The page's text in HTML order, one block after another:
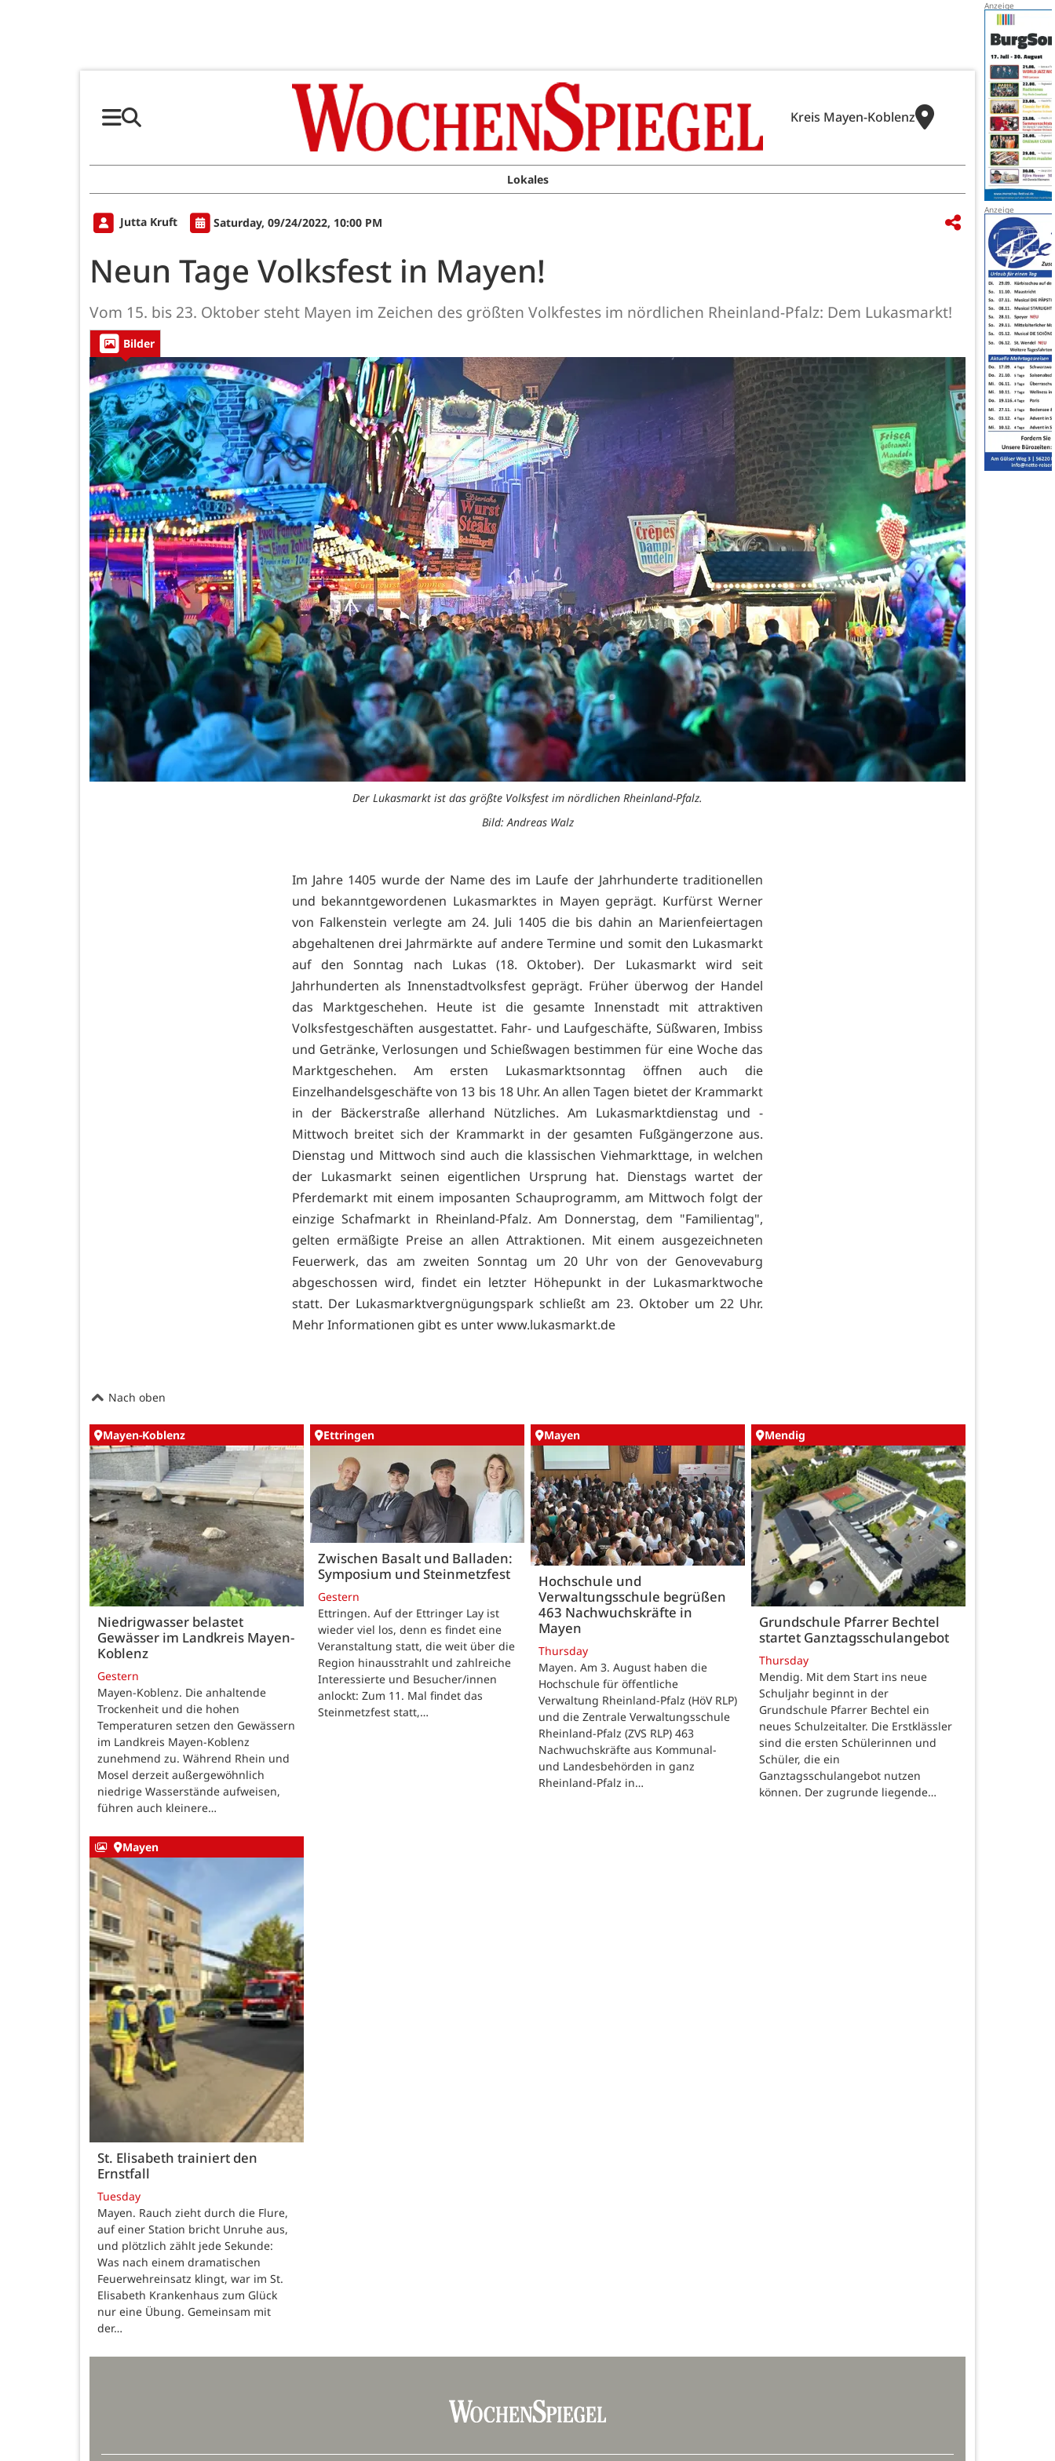
Kreis Mayen-Koblenz
Lokales
Jutta Kruft Saturday, 09/24/2022, 10:00 PM
Neun Tage Volksfest in Mayen!
Vom 15. bis 23. Oktober steht Mayen im Zeichen des größten Volkfestes im nördlichen Rheinland-Pfalz: Dem Lukasmarkt!
Bilder
Der Lukasmarkt ist das größte Volksfest im nördlichen Rheinland-Pfalz.
Bild: Andreas Walz
Im Jahre 1405 wurde der Name des im Laufe der Jahrhunderte traditionellen
und bekanntgewordenen Lukasmarktes in Mayen geprägt. Kurfürst Werner
von Falkenstein verlegte am 24. Juli 1405 die bis dahin an Marienfeiertagen
abgehaltenen drei Jahrmärkte auf andere Termine und somit den Lukasmarkt
auf den Sonntag nach Lukas (18. Oktober). Der Lukasmarkt wird seit
Jahrhunderten als Innenstadtvolksfest geprägt. Früher überwog der Handel
das Marktgeschehen. Heute ist die gesamte Innenstadt mit attraktiven
Volksfestgeschäften ausgestattet. Fahr- und Laufgeschäfte, Süßwaren, Imbiss
und Getränke, Verlosungen und Schießwagen bestimmen für eine Woche das
Marktgeschehen. Am ersten Lukasmarktsonntag öffnen auch die
Einzelhandelsgeschäfte von 13 bis 18 Uhr. An allen Tagen bietet der Krammarkt
in der Bäckerstraße allerhand Nützliches. Am Lukasmarktdienstag und -
Mittwoch breitet sich der Krammarkt in der gesamten Fußgängerzone aus.
Dienstag und Mittwoch sind auch die klassischen Viehmarkttage, in welchen
der Lukasmarkt seinen eigentlichen Ursprung hat. Dienstags wartet der
Pferdemarkt mit einem imposanten Schauprogramm, am Mittwoch folgt der
einzige Schafmarkt in Rheinland-Pfalz. Am Donnerstag, dem "Familientag",
gelten ermäßigte Preise an allen Attraktionen. Mit einem ausgezeichneten
Feuerwerk, das am zweiten Sonntag um 20 Uhr von der Genovevaburg
abgeschossen wird, findet ein letzter Höhepunkt in der Lukasmarktwoche
statt. Der Lukasmarktvergnügungspark schließt am 23. Oktober um 22 Uhr.
Mehr Informationen gibt es unter www.lukasmarkt.de
Nach oben
Mayen-Koblenz
Niedrigwasser belastet
Gewässer im Landkreis Mayen-
Koblenz
Gestern
Mayen-Koblenz. Die anhaltende
Trockenheit und die hohen
Temperaturen setzen den Gewässern
im Landkreis Mayen-Koblenz
zunehmend zu. Während Rhein und
Mosel derzeit außergewöhnlich
niedrige Wasserstände aufweisen,
führen auch kleinere…
Ettringen
Zwischen Basalt und Balladen:
Symposium und Steinmetzfest
Gestern
Ettringen. Auf der Ettringer Lay ist
wieder viel los, denn es findet eine
Veranstaltung statt, die weit über die
Region hinausstrahlt und zahlreiche
Interessierte und Besucher/innen
anlockt: Zum 11. Mal findet das
Steinmetzfest statt,…
Mayen
Hochschule und
Verwaltungsschule begrüßen
463 Nachwuchskräfte in
Mayen
Thursday
Mayen. Am 3. August haben die
Hochschule für öffentliche
Verwaltung Rheinland-Pfalz (HöV RLP)
und die Zentrale Verwaltungsschule
Rheinland-Pfalz (ZVS RLP) 463
Nachwuchskräfte aus Kommunal-
und Landesbehörden in ganz
Rheinland-Pfalz in…
Mendig
Grundschule Pfarrer Bechtel
startet Ganztagsschulangebot
Thursday
Mendig. Mit dem Start ins neue
Schuljahr beginnt in der
Grundschule Pfarrer Bechtel ein
neues Schulzeitalter. Die Erstklässler
sind die ersten Schülerinnen und
Schüler, die ein
Ganztagsschulangebot nutzen
können. Der zugrunde liegende…
Mayen
St. Elisabeth trainiert den
Ernstfall
Tuesday
Mayen. Rauch zieht durch die Flure,
auf einer Station bricht Unruhe aus,
und plötzlich zählt jede Sekunde:
Was nach einem dramatischen
Feuerwehreinsatz klingt, war im St.
Elisabeth Krankenhaus zum Glück
nur eine Übung. Gemeinsam mit
der…